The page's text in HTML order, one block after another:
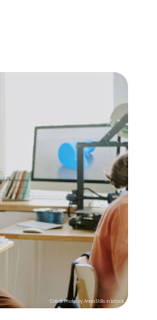
Crédit Photo by AnnaStills in Istock